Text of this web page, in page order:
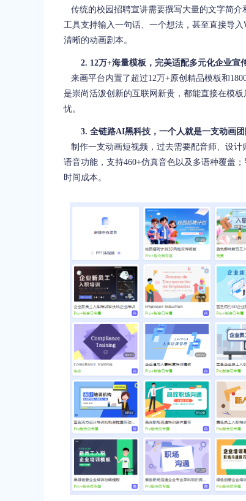
传统的校园招聘宣讲需要撰写大量的文字简介
工具支持输入一句话、一个想法，甚至直接导
清晰的动画剧本。
2. 12万+海量模板，完美适配多元化企业宣
来画平台内置了超过12万+原创精品模板和
是崇尚活泼创新的互联网新贵，都能直接在模
忧。
3. 全链路AI黑科技，一个人就是一支动画
制作一支动画短视频，过去需要配音师、设
语音功能，支持460+仿真音色以及多语种覆盖
时间成本。